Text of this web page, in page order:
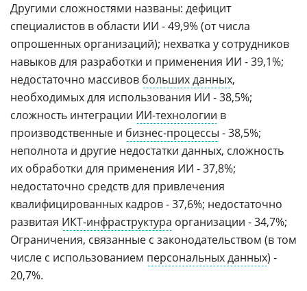
Другими сложностями названы: дефицит
специалистов в области ИИ - 49,9% (от числа
опрошенных организаций); нехватка у сотрудников
навыков для разработки и применения ИИ - 39,1%;
недостаточно массивов больших данных,
необходимых для использования ИИ - 38,5%;
сложность интеграции ИИ-технологии в
производственные и бизнес-процессы - 38,5%;
неполнота и другие недостатки данных, сложность
их обработки для применения ИИ - 37,8%;
недостаточно средств для привлечения
квалифицированных кадров - 37,6%; недостаточно
развитая ИКТ-инфраструктура организации - 34,7%;
Ограничения, связанные с законодательством (в том
числе с использованием персональных данных) -
20,7%.